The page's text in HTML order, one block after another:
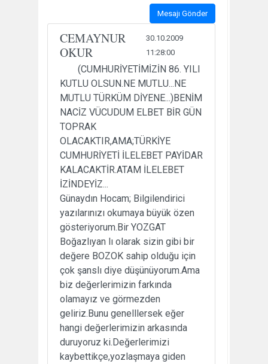
Mesajı Gönder
CEMAYNUR
OKUR
30.10.2009
11:28:00
(CUMHURİYETİMİZİN 86. YILI
KUTLU OLSUN.NE MUTLU...NE
MUTLU TÜRKÜM DİYENE...)BENİM
NACİZ VÜCUDUM ELBET BİR GÜN
TOPRAK
OLACAKTIR,AMA;TÜRKİYE
CUMHURİYETİ İLELEBET PAYİDAR
KALACAKTİR.ATAM İLELEBET
İZİNDEYİZ...
Günaydın Hocam; Bilgilendirici
yazılarınızı okumaya büyük özen
gösteriyorum.Bir YOZGAT
Boğazlıyan lı olarak sizin gibi bir
değere BOZOK sahip olduğu için
çok şanslı diye düşünüyorum.Ama
biz değerlerimizin farkında
olamayız ve görmezden
geliriz.Bunu genelllersek eğer
hangi değerlerimizin arkasında
duruyoruz ki.Değerlerimizi
kaybettikçe,yozlaşmaya giden